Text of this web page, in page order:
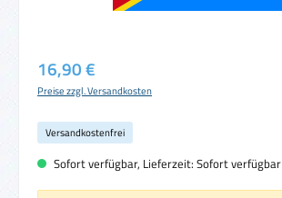
Regulärer Preis:
16,90 €
Preise zzgl. Versandkosten
Versandkostenfrei
Sofort verfügbar, Lieferzeit: Sofort verfügbar